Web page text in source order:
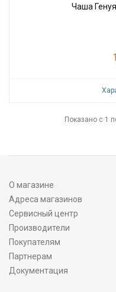
Чаша
Показано с 1
О магазине
Адреса магазинов
Сервисный центр
Производители
Покупателям
Партнерам
Документация